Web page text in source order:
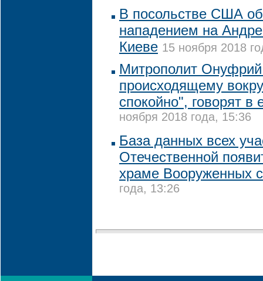
В посольстве США
нападением на
Киеве 15 ноября 2018
Митрополит Онуфрий
происходящему
спокойно", говорят в
ноября 2018 года, 15:36
База данных всех
Отечественной
храме Вооруженных
года, 13:26